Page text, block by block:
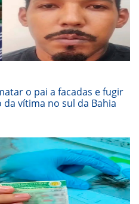
o pai a facadas e fugir
vítima no sul da Bahia